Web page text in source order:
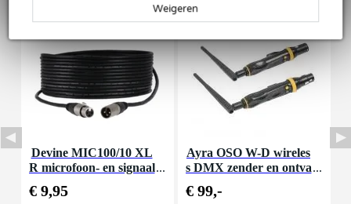
Weigeren
Devine MIC100/10 XL
R microfoon- en signaal
€ 9,95
Ayra OSO W-D wireles
s DMX zender en ontva
€ 99,-